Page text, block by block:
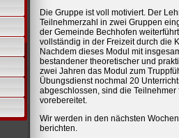
Die Gruppe ist voll motiviert. Der
Teilnehmerzahl in zwei Gruppen
der Gemeinde Bechhofen
vollständig in der Freizeit durch die
Nachdem dieses Modul mit
bestandener theoretischer und
zwei Jahren das Modul zum
Übungsdienst nochmal 20
abgeschlossen, sind die
vorebereitet.
Wir werden in den nächsten
berichten.